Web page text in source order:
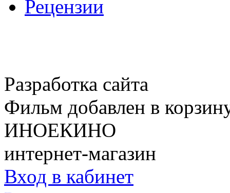
Рецензии
Разработка сайта
Фильм добавлен в
ИНОЕКИНО
интернет-магазин
Вход в кабинет